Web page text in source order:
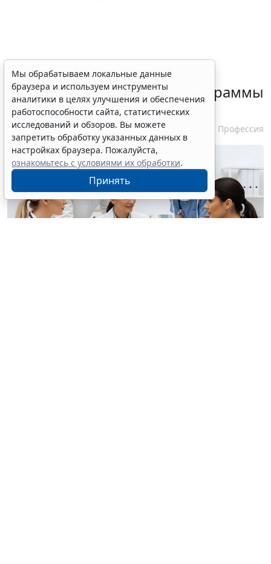
Минздрав России выпустил
очередные типовые доппрограммы
профпереподготовки
29 июля 2026 15:39 Профессия
Мы обрабатываем локальные данные
браузера и используем инструменты
аналитики в целях улучшения и обеспечения
работоспособности сайта, статистических
исследований и обзоров. Вы можете
запретить обработку указанных данных в
настройках браузера. Пожалуйста,
ознакомьтесь с условиями их обработки.
Принять